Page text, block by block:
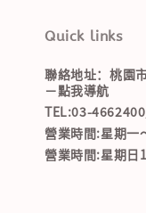
Quick links
聯絡地址：桃園
－點我導航
TEL:03-
營業時間:星期
營業時間:星期